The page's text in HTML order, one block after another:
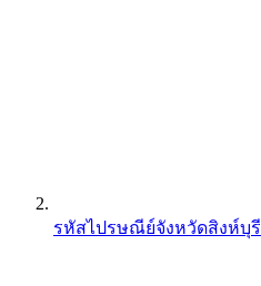
รหัสไปรษณีย์จังหวัดสิงห์บุรี